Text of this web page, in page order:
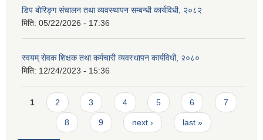
डिप बोरिङ्ग संचालन तथा व्यवस्थापन सम्बन्धी कार्यविधी, २०८२
मिति: 05/22/2026 - 17:36
स्वयम् सेवक शिक्षक तथा कर्मचारी व्यवस्थापन कार्यविधी, २०८०
मिति: 12/24/2023 - 15:36
Pages
1 2 3 4 5 6 7
8 9 next › last »